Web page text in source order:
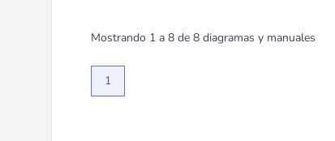
Mostrando 1 a 8 de 8 diagramas y manuales
1